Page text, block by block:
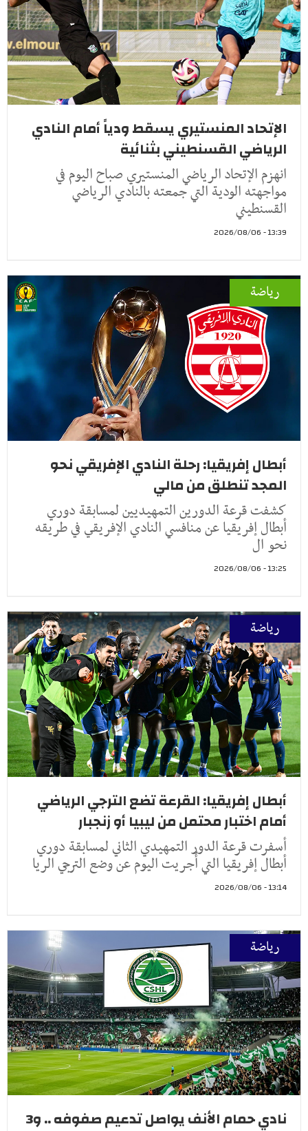
الإتحاد المنستيري يسقط ودياً أمام النادي
الرياضي القسنطيني بثنائية
انهزم الإتحاد الرياضي المنستيري صباح اليوم في
مواجهته الودية التي جمعته بالنادي الرياضي
القسنطيني
13:39 - 2026/08/06
رياضة
أبطال إفريقيا: رحلة النادي الإفريقي نحو
المجد تنطلق من مالي
كشفت قرعة الدورين التمهيديين لمسابقة دوري
أبطال إفريقيا عن منافسي النادي الإفريقي في طريقه
نحو ال
13:25 - 2026/08/06
رياضة
أبطال إفريقيا: القرعة تضع الترجي الرياضي
أمام اختبار محتمل من ليبيا أو زنجبار
أسفرت قرعة الدور التمهيدي الثاني لمسابقة دوري
أبطال إفريقيا التي أُجريت اليوم عن وضع الترجي الريا
13:14 - 2026/08/06
رياضة
نادي حمام الأنف يواصل تدعيم صفوفه .. و3